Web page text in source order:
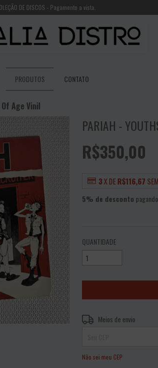
DE DISCOS - Pagamento a vista.
PRODUTOS CONTATO
Age Vinil
PARIAH -
R$350,00
3X DER$116,67
5% de desconto
QUANTIDADE
Entregas para o CEP:
Meios de envio
Não sei meu CEP